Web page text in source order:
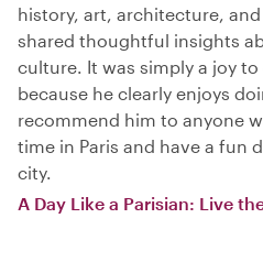
history, art, architecture,
shared thoughtful insights
culture. It was simply a joy
because he clearly enjoys
recommend him to anyone
time in Paris and have a fun
city.
A Day Like a Parisian: Live